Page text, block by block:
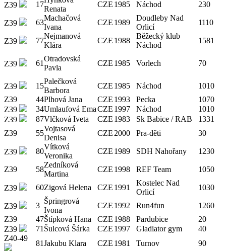
Z39 17
Renata
CZE 1985 Náchod 230
Z39 63
Machačová
Ivana
CZE 1989
Doudleby Nad
Orlicí
1110
Z39 77
Nejmanová
Klára
CZE 1988
Běžecký klub
Náchod
1581
Z39 61
Otradovská
Pavla
CZE 1985 Vorlech 70
Z39 15
Palečková
Barbora
CZE 1985 Náchod
1010
Z39
44Plhová Jana CZE 1993 Pecka
1070
Z39
34Umlaufová EmaCZE 1997 Náchod
1010
Z39
87Vlčková Iveta CZE 1983 Sk Babice / RAB
1331
Z39
55
Vojtasová
Denisa
CZE 2000 Pra-děti 30
Z39 80
Vítková
Veronika
CZE 1989 SDH Nahořany 1230
Z39 58
Zedníková
Martina
CZE 1998 REF Team 1050
Z39 60Zigová Helena CZE 1991
Kostelec Nad
Orlicí
1030
Z39 3
Špringrová
Ivona
CZE 1992 Run4fun
1260
Z39
47Štípková Hana CZE 1988 Pardubice
20
Z39
71 Šulcová Šárka CZE 1997 Gladiator gym
40
Z40-49
81Jakubu Klara CZE 1981 Turnov 90